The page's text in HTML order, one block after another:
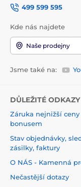
499 599 595
Kde nás najdete
Naše prodejny
Jsme také na:
DŮLEŽITÉ ODKAZY
Záruka nejnižší ceny
bonusem
Stav objednávky,
zásilky, faktury
O NÁS - Kamenná
Nečastější dotazy